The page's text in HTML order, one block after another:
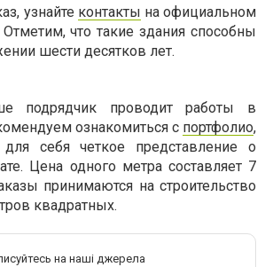
узнайте контакты на официальном
Отметим, что такие здания способны
шести десятков лет.
подрядчик проводит работы в
ознакомиться с портфолио,
для себя четкое представление о
Цена одного метра составляет 7
принимаются на строительство
квадратных.
на наші джерела